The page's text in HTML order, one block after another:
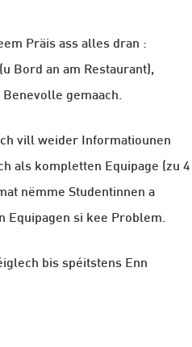
Präis ass alles dran :
Bord an am Restaurant),
Benevolle gemaach.
vill weider Informatiounen
als kompletten Equipage (zu 4
nëmme Studentinnen a
Equipagen si kee Problem.
bis spéitstens Enn